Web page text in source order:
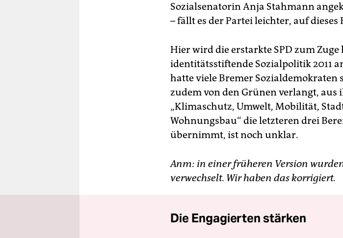
Sozialsenatorin Anja Stahmann
– fällt es der Partei leichter, auf dieses
Hier wird die erstarkte SPD zum Zuge
identitätsstiftende Sozialpolitik 2011
hatte viele Bremer Sozialdemokraten
zudem von den Grünen verlangt, aus
„Klimaschutz, Umwelt, Mobilität,
Wohnungsbau“ die letzteren drei
übernimmt, ist noch unklar.
Anm: in einer früheren Version
verwechselt. Wir haben das korrigiert.
Die Engagierten stärken